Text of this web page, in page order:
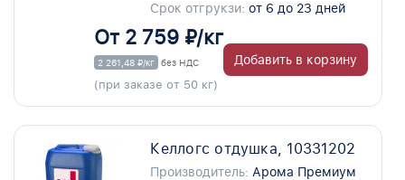
Срок отгрукзи: от 6 до 23 дней
От 2 759 ₽/кг
2 261,48 ₽/кг без НДС
(при заказе от 50 кг)
Добавить в корзину
Келлогс отдушка, 10331202
Производитель: Арома Премиум